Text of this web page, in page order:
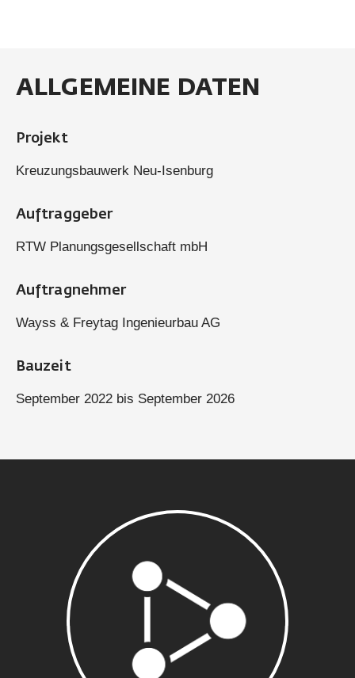
ALLGEMEINE DATEN
Projekt
Kreuzungsbauwerk Neu-Isenburg
Auftraggeber
RTW Planungsgesellschaft mbH
Auftragnehmer
Wayss & Freytag Ingenieurbau AG
Bauzeit
September 2022 bis September 2026